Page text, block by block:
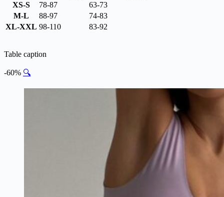
XS-S
78-87
63-73
M-L
88-97
74-83
XL-XXL 98-110 83-92
Table caption
-60% 🔍